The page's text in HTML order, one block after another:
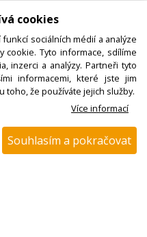
cookies
sociálních médií a analýze
cookie. Tyto informace, sdílíme
inzerci a analýzy. Partneři tyto
informacemi, které jste jim
že používáte jejich služby.
Více informací
Souhlasím a pokračovat